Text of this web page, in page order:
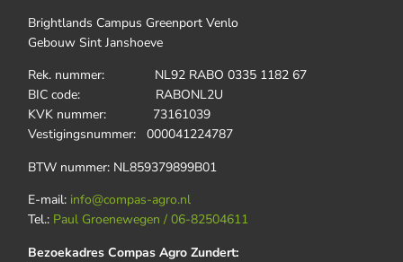
Brightlands Campus Greenport Venlo
Gebouw Sint Janshoeve
Rek. nummer: NL92 RABO 0335 1182 67
BIC code: RABONL2U
KVK nummer: 73161039
Vestigingsnummer: 000041224787
BTW nummer: NL859379899B01
E-mail: info@compas-agro.nl
Tel.: Paul Groenewegen / 06-82504611
Bezoekadres Compas Agro Zundert: